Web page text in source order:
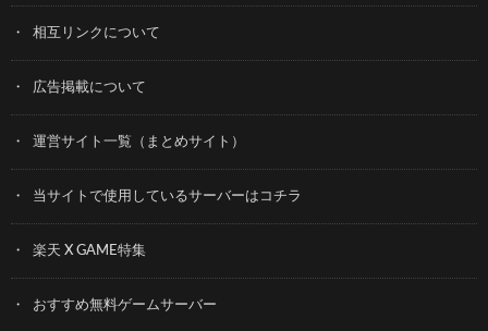
相互リンクについて
広告掲載について
運営サイト一覧（まとめサイト）
当サイトで使用しているサーバーはコチラ
楽天 X GAME特集
おすすめ無料ゲームサーバー